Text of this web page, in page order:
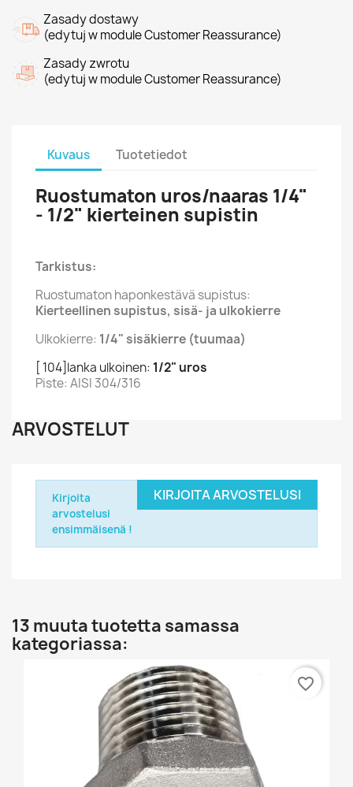
Zasady dostawy
(edytuj w module Customer Reassurance)
Zasady zwrotu
(edytuj w module Customer Reassurance)
Kuvaus Tuotetiedot
Ruostumaton uros/naaras 1/4"
- 1/2" kierteinen supistin
Tarkistus:
Ruostumaton haponkestävä supistus:
Kierteellinen supistus, sisä- ja ulkokierre
Ulkokierre: 1/4" sisäkierre (tuumaa)
[ 104]lanka ulkoinen: 1/2" uros
Piste: AISI 304/316
ARVOSTELUT
KIRJOITA ARVOSTELUSI
Kirjoita
arvostelusi
ensimmäisenä !
13 muuta tuotetta samassa
kategoriassa:
favorite_border